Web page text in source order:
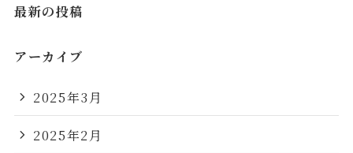
最新の投稿
アーカイブ
2025年3月
2025年2月